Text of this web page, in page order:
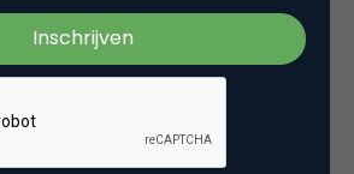
hangt in Groningen aan het
dan met een andere
Ik kom er zo nog wel
onthouden.